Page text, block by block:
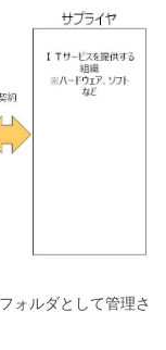
ォルダとして管理さ